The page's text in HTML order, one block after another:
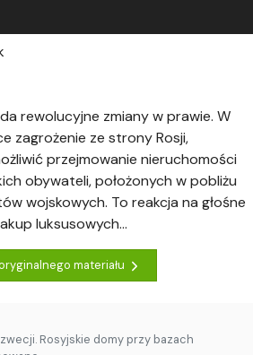
rewolucyjne zmiany w prawie. W
zagrożenie ze strony Rosji,
przejmowanie nieruchomości
obywateli, położonych w pobliżu
wojskowych. To reakcja na głośne
luksusowych...
materiału
Rosyjskie domy przy bazach